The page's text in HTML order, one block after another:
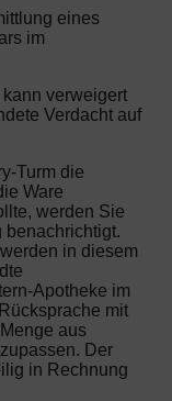
eines
im
verweigert
Verdacht auf
Turm die
Ware
werden Sie
benachrichtigt.
in diesem
Apotheke im
mit
aus
Der
in Rechnung